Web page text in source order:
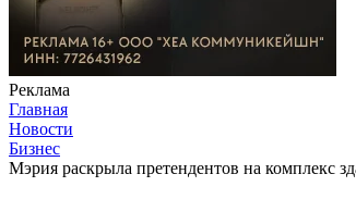
Реклама
Главная
Новости
Бизнес
Мэрия раскрыла претендентов на комплекс